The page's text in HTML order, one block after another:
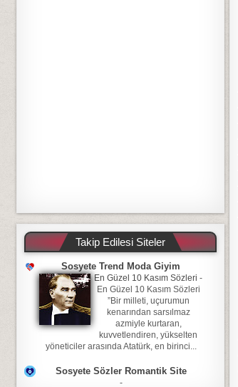
Takip Edilesi Siteler
Sosyete Trend Moda Giyim
En Güzel 10 Kasım Sözleri -
En Güzel 10 Kasım Sözleri
”Bir milleti, uçurumun
kenarından sarsılmaz
azmiyle kurtaran,
kuvvetlendiren, yükselten
yöneticiler arasında Atatürk, en birinci...
Sosyete Sözler Romantik Site
-